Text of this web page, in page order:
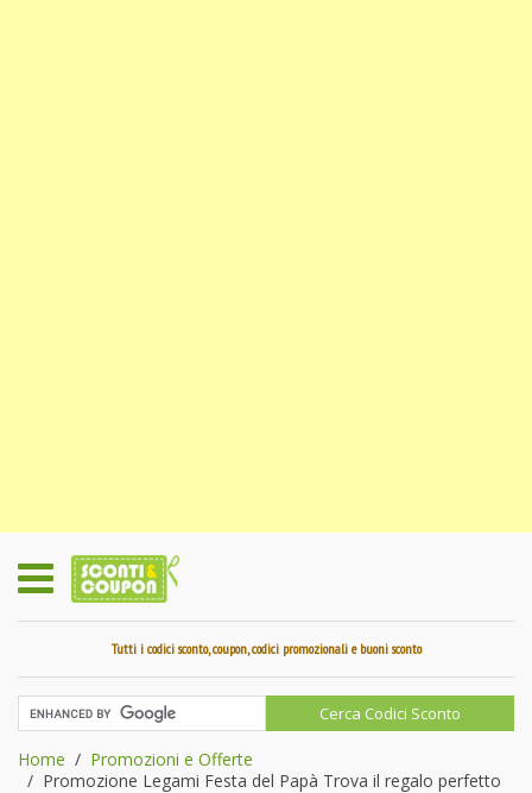
Tutti i codici sconto, coupon, codici promozionali e buoni sconto
Home
Promozioni e Offerte
Promozione Legami Festa del Papà Trova il regalo perfetto